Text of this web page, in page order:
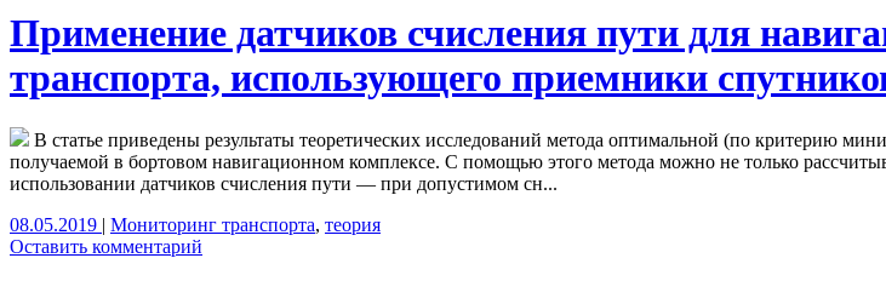
Применение датчиков счисления пути для
транспорта, использующего приемники
В статье приведены результаты теоретических исследований метода оптимальной (по критерию
получаемой в бортовом навигационном комплексе. С помощью этого метода можно не только
использовании датчиков счисления пути — при допустимом сн...
08.05.2019 | Мониторинг транспорта, теория
Оставить комментарий